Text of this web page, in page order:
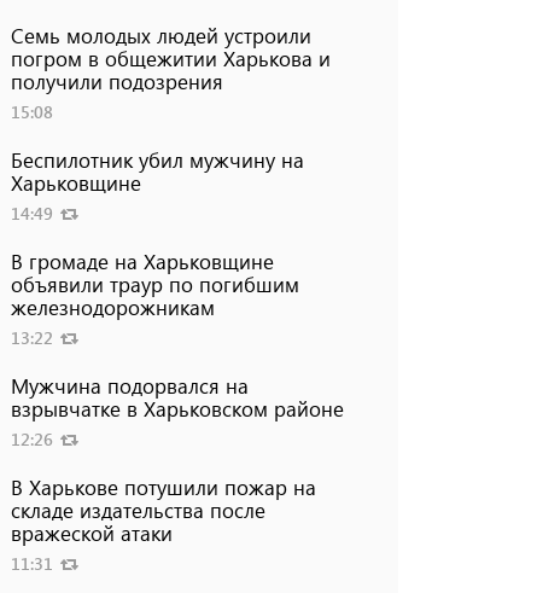
Семь молодых людей устроили
погром в общежитии Харькова и
получили подозрения
15:08
Беспилотник убил мужчину на
Харьковщине
14:49
В громаде на Харьковщине
объявили траур по погибшим
железнодорожникам
13:22
Мужчина подорвался на
взрывчатке в Харьковском районе
12:26
В Харькове потушили пожар на
складе издательства после
вражеской атаки
11:31